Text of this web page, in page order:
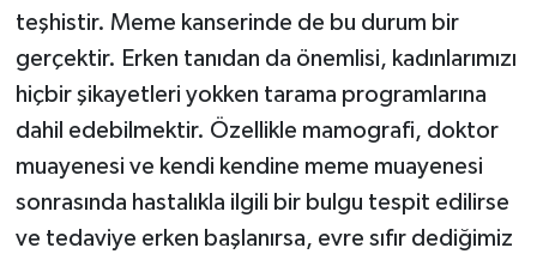
teşhistir. Meme kanserinde de bu durum bir
gerçektir. Erken tanıdan da önemlisi, kadınlarımızı
hiçbir şikayetleri yokken tarama programlarına
dahil edebilmektir. Özellikle mamografi, doktor
muayenesi ve kendi kendine meme muayenesi
sonrasında hastalıkla ilgili bir bulgu tespit edilirse
ve tedaviye erken başlanırsa, evre sıfır dediğimiz